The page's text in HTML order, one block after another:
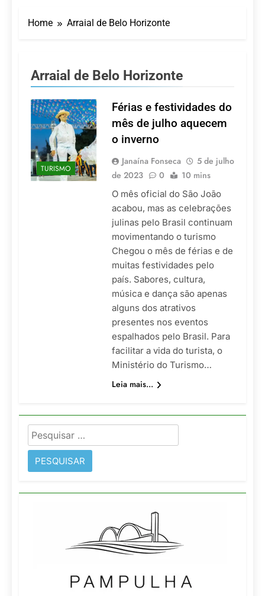
nos aeroportos da
7 De Agosto De 2026
de lazer e corporativo
7 De Agosto De 2026
Executivo com carreira
Balanger assume
comando do Wyndham
São Paulo Ibirapuera
5 De Agosto De 2026
LATAM anuncia 42
rotas na primeira fase
de operação do
5 De Agosto De 2026
Azul retoma voos
diretos entre Porto
Alegre e Montevidéu
em dezembro
Home Arraial de Belo Horizonte
Arraial de Belo Horizonte
TURISMO
Férias e festividades do
mês de julho aquecem
o inverno
Janaína Fonseca
5 de julho
de 2023
0 10 mins
O mês oficial do São João
acabou, mas as celebrações
julinas pelo Brasil continuam
movimentando o turismo
Chegou o mês de férias e de
muitas festividades pelo
país. Sabores, cultura,
música e dança são apenas
alguns dos atrativos
presentes nos eventos
espalhados pelo Brasil. Para
facilitar a vida do turista, o
Ministério do Turismo…
Leia mais...
Pesquisar
por: